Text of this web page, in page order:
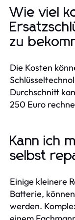
Wie viel
zu
Die Kosten
Durchschnitt
250 Euro
Kann ich
selbst
Einige kleinere
Batterie,
werden.